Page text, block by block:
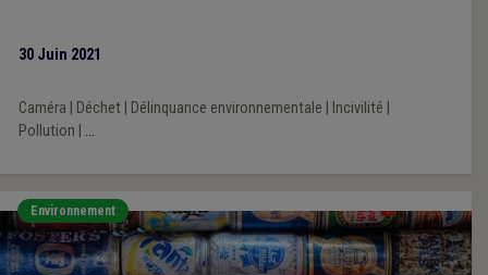
30 Juin 2021
Caméra Déchet| Délinquance environnementale Incivilité
Pollution
...
Environnement